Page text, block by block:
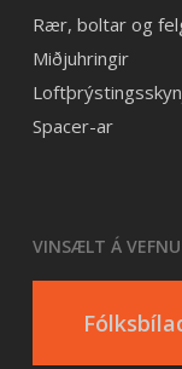
Rær, boltar og
Miðjuhringir
Spacer-ar
VINSÆLT Á